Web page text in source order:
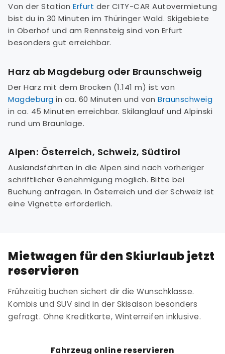
Von der Station Erfurt der CITY-CAR Autovermietung
bist du in 30 Minuten im Thüringer Wald. Skigebiete
in Oberhof und am Rennsteig sind von Erfurt
besonders gut erreichbar.
Harz ab Magdeburg oder Braunschweig
Der Harz mit dem Brocken (1.141 m) ist von
Magdeburg in ca. 60 Minuten und von Braunschweig
in ca. 45 Minuten erreichbar. Skilanglauf und Alpinski
rund um Braunlage.
Alpen: Österreich, Schweiz, Südtirol
Auslandsfahrten in die Alpen sind nach vorheriger
schriftlicher Genehmigung möglich. Bitte bei
Buchung anfragen. In Österreich und der Schweiz ist
eine Vignette erforderlich.
Mietwagen für den Skiurlaub jetzt
reservieren
Frühzeitig buchen sichert dir die Wunschklasse.
Kombis und SUV sind in der Skisaison besonders
gefragt. Ohne Kreditkarte, Winterreifen inklusive.
Fahrzeug online reservieren